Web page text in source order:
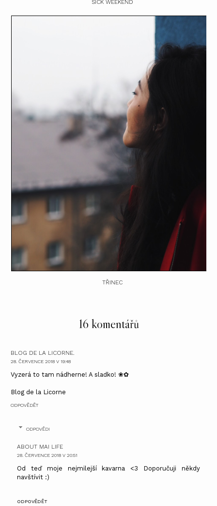
SICK WEEKEND
TŘINEC
16 komentářů
BLOG DE LA LICORNE.
28. ČERVENCE 2018 V 19:48
Vyzerá to tam nádherne! A sladko! ❀✿
Blog de la Licorne
ODPOVĚDĚT
ODPOVĚDI
ABOUT MAI LIFE
28. ČERVENCE 2018 V 20:51
Od teď moje nejmilejší kavarna <3 Doporučuji někdy
navštívit :)
ODPOVĚDĚT